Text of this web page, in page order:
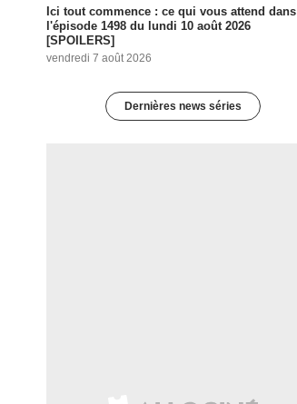
Ici tout commence : ce qui vous attend dans
l'épisode 1498 du lundi 10 août 2026
[SPOILERS]
vendredi 7 août 2026
Dernières news séries